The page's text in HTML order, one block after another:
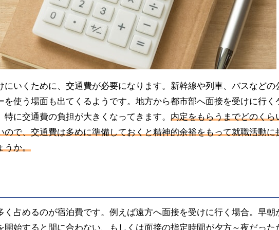
にいくために、交通費が必要になります。新幹線や列車、バスなどの
を使う場面も出てくるようです。地方から都市部へ面接を受けに行く
に交通費の負担が大きくなってきます。 内定をもらうまでどのくら
ので、交通費は多めに準備しておくと精神的余裕をもって就職活動に
か。
く占めるのが宿泊費です。例えば遠方へ面接を受けに行く場合。早朝
開始すると間に合わない、もしくは面接の指定時間が夕方～夜だった